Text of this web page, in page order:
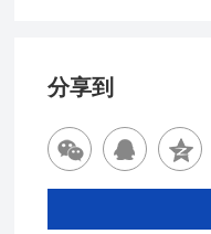
分享到